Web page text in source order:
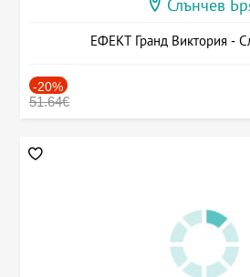
Слънчев
ЕФЕКТ Гранд Виктория -
-20%
51.64€